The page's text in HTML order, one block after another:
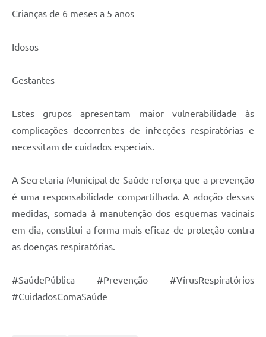
Crianças de 6 meses a 5 anos
Idosos
Gestantes
Estes grupos apresentam maior vulnerabilidade às
complicações decorrentes de infecções respiratórias e
necessitam de cuidados especiais.
A Secretaria Municipal de Saúde reforça que a prevenção
é uma responsabilidade compartilhada. A adoção dessas
medidas, somada à manutenção dos esquemas vacinais
em dia, constitui a forma mais eficaz de proteção contra
as doenças respiratórias.
#SaúdePública #Prevenção #VírusRespiratórios
#CuidadosComaSaúde